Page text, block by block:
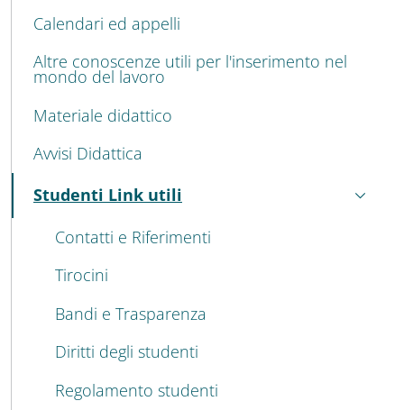
Calendari ed appelli
Altre conoscenze utili per l'inserimento nel
mondo del lavoro
Materiale didattico
Avvisi Didattica
Studenti Link utili
Active
Contatti e Riferimenti
Tirocini
Bandi e Trasparenza
Diritti degli studenti
Regolamento studenti